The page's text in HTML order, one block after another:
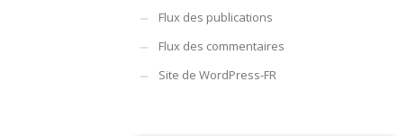
Flux des publications
Flux des commentaires
Site de WordPress-FR